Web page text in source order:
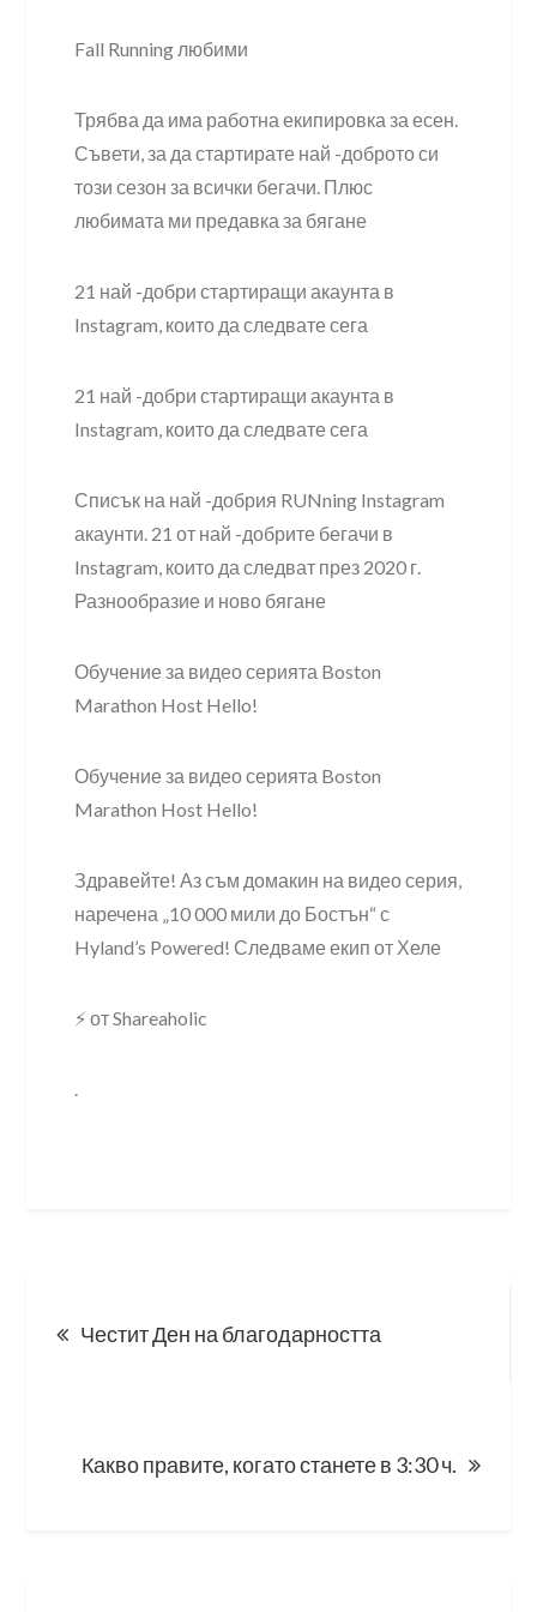
Fall Running любими
Трябва да има работна екипировка за есен.
Съвети, за да стартирате най -доброто си
този сезон за всички бегачи. Плюс
любимата ми предавка за бягане
21 най -добри стартиращи акаунта в
Instagram, които да следвате сега
21 най -добри стартиращи акаунта в
Instagram, които да следвате сега
Списък на най -добрия RUNning Instagram
акаунти. 21 от най -добрите бегачи в
Instagram, които да следват през 2020 г.
Разнообразие и ново бягане
Обучение за видео серията Boston
Marathon Host Hello!
Обучение за видео серията Boston
Marathon Host Hello!
Здравейте! Аз съм домакин на видео серия,
наречена „10 000 мили до Бостън“ с
Hyland’s Powered! Следваме екип от Хеле
⚡ от Shareaholic
.
navigation
Честит Ден на благодарността
Какво правите, когато станете в 3:30 ч.